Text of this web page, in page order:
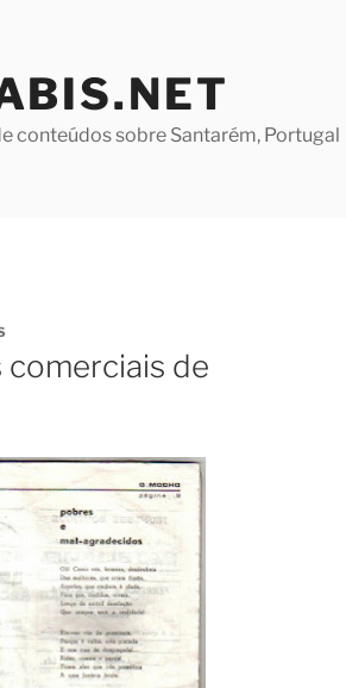
conteúdos sobre Santarém, Portugal
comerciais de